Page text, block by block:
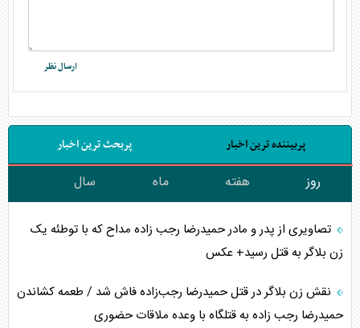
پربیننده ترین اخبار پربحث ترین اخبار
روز هفته ماه سال
تصاویری از پدر و مادر حمیدرضا رجب زاده مداح که با توطئه یک
زن بلاگر به قتل رسید+ عکس
نقش زن بلاگر در قتل حمیدرضا رجب‌زاده فاش شد / طعمه کشاندن
حمیدرضا رجب زاده به قتلگاه با وعده ملاقات حضوری